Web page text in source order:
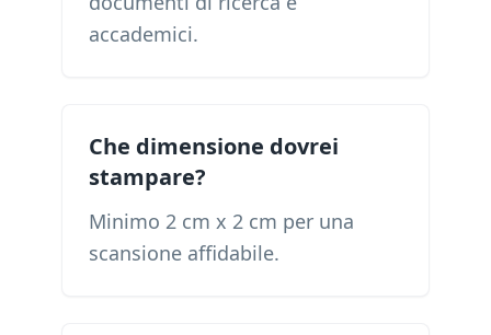
accademici.
Che dimensione dovrei
stampare?
Minimo 2 cm x 2 cm per una
scansione affidabile.